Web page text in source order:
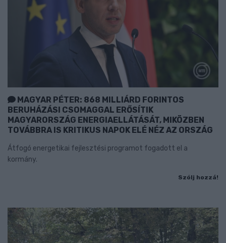
MAGYAR PÉTER: 868 MILLIÁRD FORINTOS
BERUHÁZÁSI CSOMAGGAL ERŐSÍTIK
MAGYARORSZÁG ENERGIAELLÁTÁSÁT, MIKÖZBEN
TOVÁBBRA IS KRITIKUS NAPOK ELÉ NÉZ AZ ORSZÁG
Átfogó energetikai fejlesztési programot fogadott el a
kormány.
Szólj hozzá!